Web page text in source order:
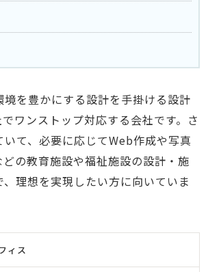
を豊かにする設計を手掛ける設計
ワンストップ対応する会社です。さ
て、必要に応じてWeb作成や写真
の教育施設や福祉施設の設計・施
理想を実現したい方に向いていま
ィス